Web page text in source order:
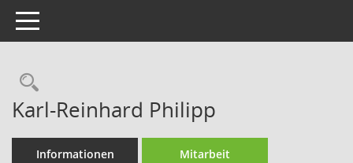
Toggle navigation
Rechercheauswahl
Karl-Reinhard Philipp
Informationen Mitarbeit